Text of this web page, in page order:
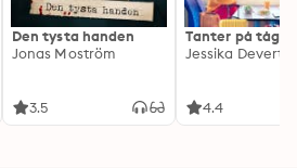
Den tysta handen
Jonas Moström
3.5
Tanter på tåg
Jessika Devert
4.4